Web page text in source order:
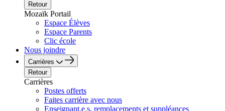
Retour
Mozaïk Portail
Espace Élèves
Espace Parents
Clic école
Nous joindre
Carrières
Retour
Carrières
Postes offerts
Faites carrière avec nous
Enseignant.e.s, remplacements et suppléances